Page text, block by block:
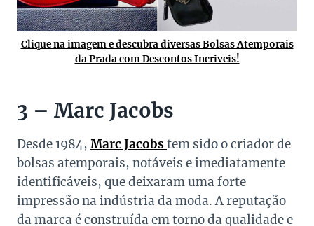
Clique na imagem e descubra diversas Bolsas Atemporais
da Prada com Descontos Incriveis!
3 – Marc Jacobs
Desde 1984, Marc Jacobstem sido o criador de
bolsas atemporais, notáveis e imediatamente
identificáveis, que deixaram uma forte
impressão na indústria da moda. A reputação
da marca é construída em torno da qualidade e